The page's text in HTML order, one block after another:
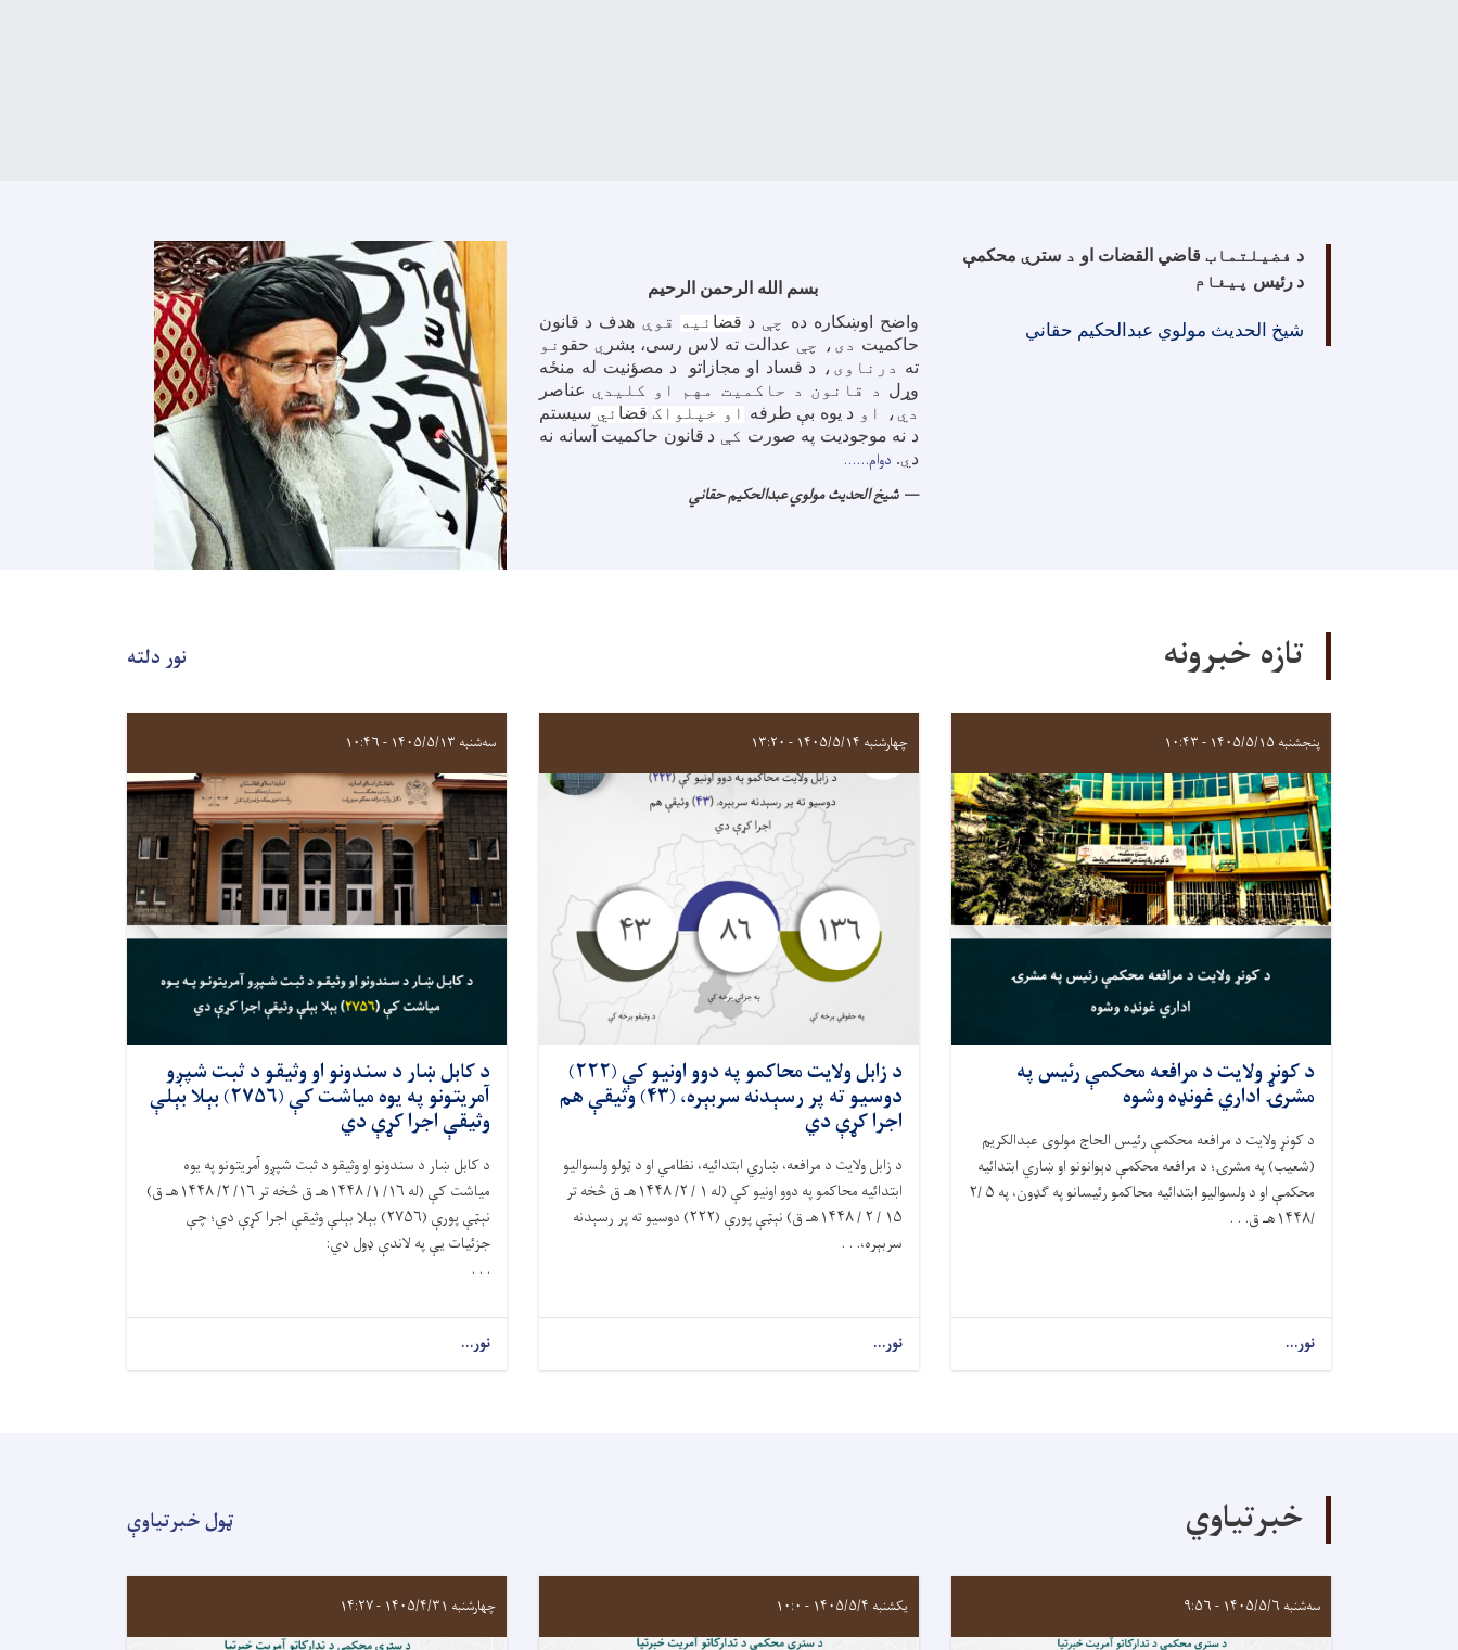
د فضیلتماب قاضي القضات او د ستر ې محکمې
د رئیس پیغام
شیخ الحدیث مولوي عبدالحکیم حقاني
بسم الله الرحمن الرحیم
واضح اوښکاره ده چې د قضا ئیه قوې هدف د قانون
حاکمیت دی، چې عدالت ته لاس رسی، بشر ي حقو نو
ته درناوی، د فساد او مجازاتو د مصؤنیت له منځه
وړل د قانون د حاکمیت مهم او کلیدي عناصر
دي، او د یوه بې طرفه او خپلواک قضا ئي سیستم
د نه موجودیت په صورت کې د قانون حاکمیت آسانه نه
دي. دوام......
شیخ الحدیث مولوي عبدالحکیم حقاني
تازه خبرونه نور دلته
پنجشنبه ۱۴۰۵/۵/۱۵ - ۱۰:۴۳
د کونړ ولایت د مرافعه محکمې رئيس په
مشرۍ اداري غونډه وشوه
د کونړ ولایت د مرافعه محکمې رئيس الحاج مولوی عبدالکریم
(شعیب) په مشرۍ؛ د مرافعه محکمې دېوانونو او ښاري ابتدائيه
محکمې او د ولسوالیو ابتدائيه محاکمو رئيسانو په ګډون، په ۵ /۲
/۱۴۴۸هـ ق. . .
نور...
چهارشنبه ۱۴۰۵/۵/۱۴ - ۱۳:۲۰
د زابل ولايت محاکمو په دوو اونيو کې (۲۲۲)
دوسیو ته پر رسېدنه سربېره، (۴۳) وثیقې هم
اجرا کړې دي
د زابل ولایت د مرافعه، ښاري ابتدائیه، نظامي او د ټولو ولسواليو
ابتدائيه محاکمو په دوو اونيو کې (له ۱ / ۲/ ۱۴۴۸هـ ق څخه تر
۱۵ / ۲ / ۱۴۴۸هـ ق) نېټې پورې (۲۲۲) دوسيو ته پر رسېدنه
سربېره،. . .
نور...
سه‌شنبه ۱۴۰۵/۵/۱۳ - ۱۰:۴۶
د کابل ښار د سندونو او وثیقو د ثبت شپږو
آمریتونو په يوه مياشت کې (۲۷۵۶) بېلا بېلې
وثیقې اجرا کړې دي
د کابل ښار د سندونو او وثيقو د ثبت شپږو آمريتونو په يوه
مياشت کې (له ۱۶/ ۱/ ۱۴۴۸هـ ق څخه تر ۱۶/ ۲/ ۱۴۴۸هـ ق)
نېټې پورې (۲۷۵۶) بېلا بېلې وثيقې اجرا کړې دي؛ چې
جزئيات يې په لاندې ډول دي:
. . .
نور...
خبرتیاوي ټول خبرتیاوې
سه‌شنبه ۱۴۰۵/۵/۶ - ۹:۵۶ یکشنبه ۱۴۰۵/۵/۴ - ۱۰:۰ چهارشنبه ۱۴۰۵/۴/۳۱ - ۱۴:۲۷